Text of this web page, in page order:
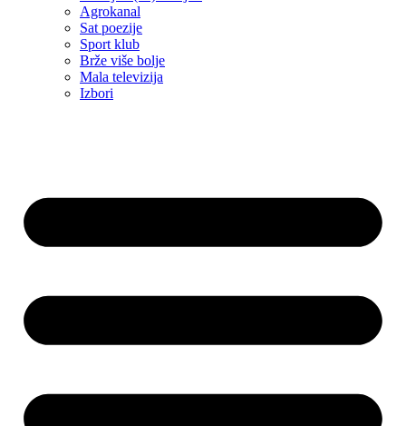
Agrokanal
Sat poezije
Sport klub
Brže više bolje
Mala televizija
Izbori